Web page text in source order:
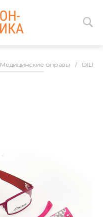
Медицинские оправы / DILEM